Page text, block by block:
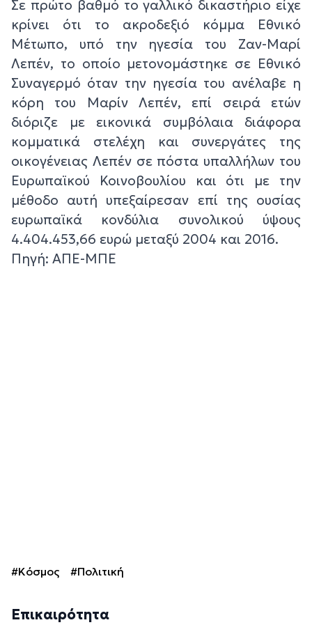
Σε πρώτο βαθμό το γαλλικό δικαστήριο είχε
κρίνει ότι το ακροδεξιό κόμμα Εθνικό
Μέτωπο, υπό την ηγεσία του Ζαν-Μαρί
Λεπέν, το οποίο μετονομάστηκε σε Εθνικό
Συναγερμό όταν την ηγεσία του ανέλαβε η
κόρη του Μαρίν Λεπέν, επί σειρά ετών
διόριζε με εικονικά συμβόλαια διάφορα
κομματικά στελέχη και συνεργάτες της
οικογένειας Λεπέν σε πόστα υπαλλήλων του
Ευρωπαϊκού Κοινοβουλίου και ότι με την
μέθοδο αυτή υπεξαίρεσαν επί της ουσίας
ευρωπαϊκά κονδύλια συνολικού ύψους
4.404.453,66 ευρώ μεταξύ 2004 και 2016.
Πηγή: ΑΠΕ-ΜΠΕ
#Κόσμος #Πολιτική
Επικαιρότητα